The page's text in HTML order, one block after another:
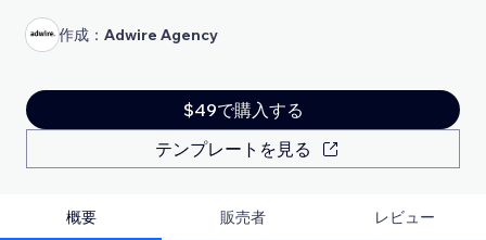
作成： Adwire Agency
$49で購入する
テンプレートを見る
概要 販売者 レビュー